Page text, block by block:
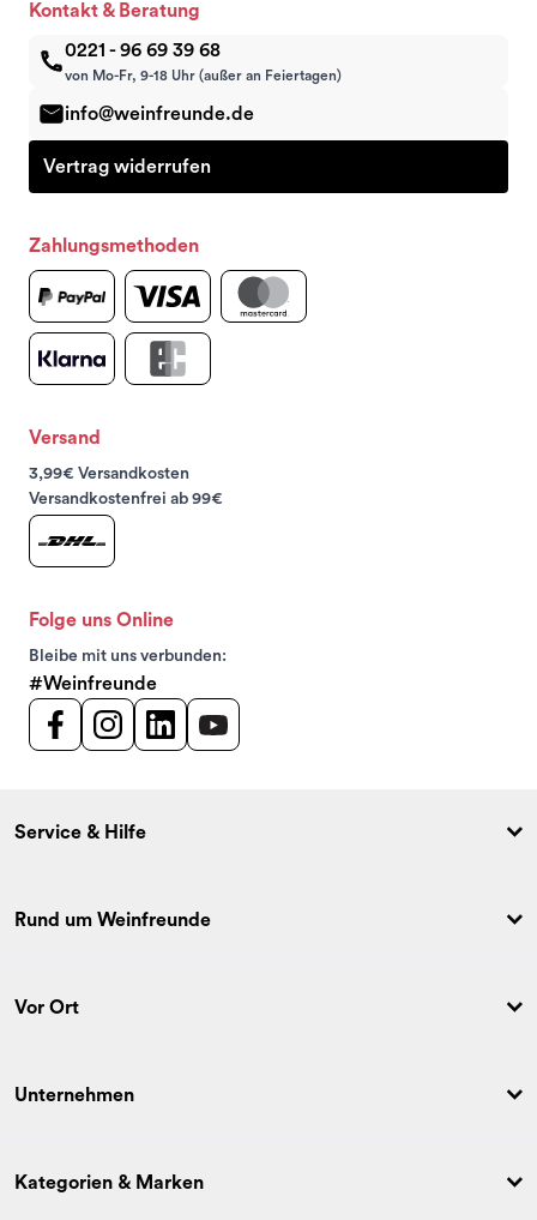
Kontakt & Beratung
0221 - 96 69 39 68
von Mo-Fr, 9-18 Uhr (außer an Feiertagen)
info@weinfreunde.de
Vertrag widerrufen
Zahlungsmethoden
Versand
3,99€ Versandkosten
Versandkostenfrei ab 99€
Folge uns Online
Bleibe mit uns verbunden:
#Weinfreunde
Service & Hilfe
Rund um Weinfreunde
Vor Ort
Unternehmen
Kategorien & Marken